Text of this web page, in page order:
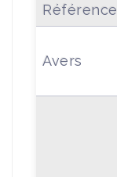
Référence
Avers